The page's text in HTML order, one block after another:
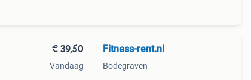
€ 39,50
Vandaag
Fitness-rent.nl
Bodegraven